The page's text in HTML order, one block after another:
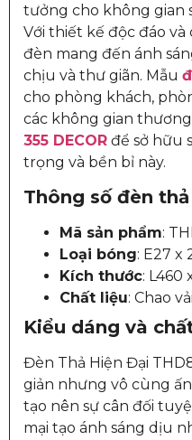
tưởng cho không gian
Với thiết kế độc đáo và
đèn mang đến ánh
chịu và thư giãn. Mẫu đ
cho phòng khách,
các không gian
355 DECOR để sở hữu
trọng và bền bỉ này.
Thông số đèn
Mã sản phẩm:
Loại bóng: E27 x
Kích thước: L460
Chất liệu: Chao vải
Kiểu dáng và
Đèn Thả Hiện Đại
giản nhưng vô cùng
tạo nên sự cân đối
mại tạo ánh sáng dịu